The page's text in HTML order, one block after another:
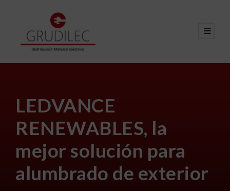
LEDVANCE
RENEWABLES, la
mejor solución para
alumbrado de exterior